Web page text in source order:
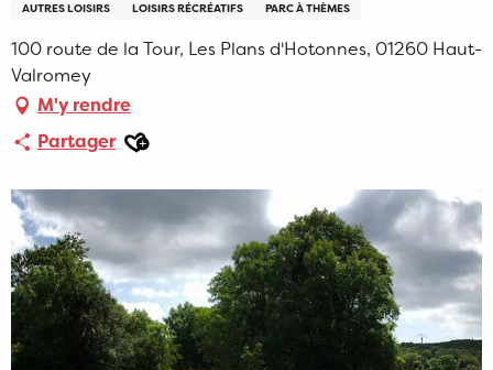
AUTRES LOISIRS LOISIRS RÉCRÉATIFS PARC À THÈMES
100 route de la Tour, Les Plans d'Hotonnes, 01260 Haut-
Valromey
M'y rendre
PartagerAjouter aux favoris